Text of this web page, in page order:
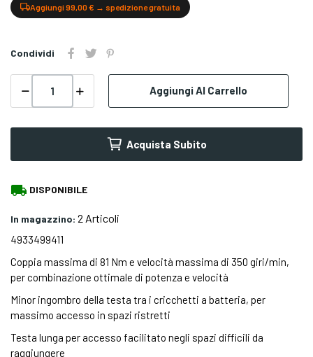
Aggiungi 99,00 € → spedizione gratuita
Condividi
Aggiungi Al Carrello
Acquista Subito
local_shipping DISPONIBILE
In magazzino: 2 Articoli
4933499411
Coppia massima di 81 Nm e velocità massima di 350 giri/min,
per combinazione ottimale di potenza e velocità
Minor ingombro della testa tra i cricchetti a batteria, per
massimo accesso in spazi ristretti
Testa lunga per accesso facilitato negli spazi difficili da
raggiungere